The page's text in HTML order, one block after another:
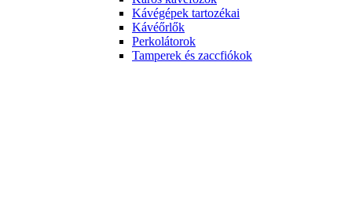
Kávégépek tartozékai
Kávéőrlők
Perkolátorok
Tamperek és zaccfiókok